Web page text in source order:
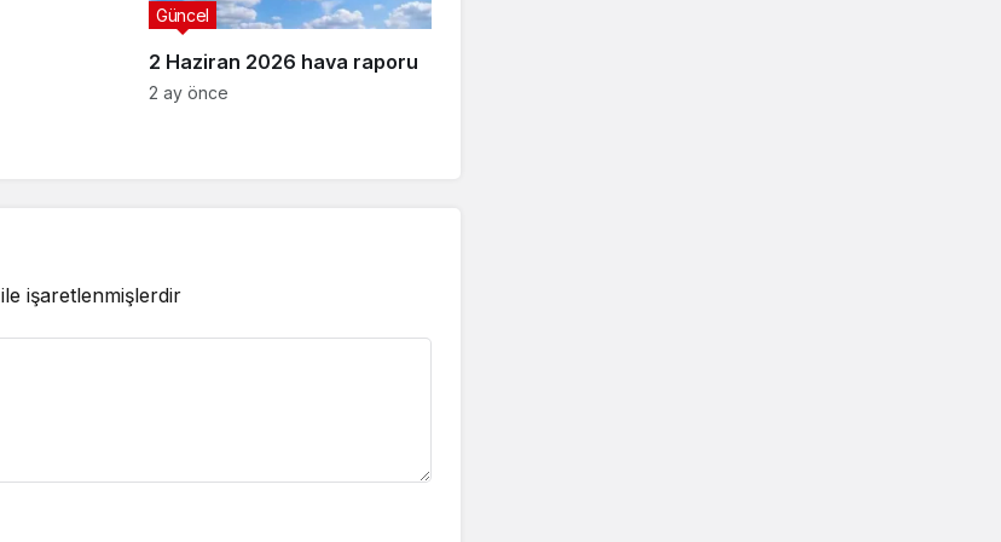
2 Haziran 2026 hava raporu
Güncel
2 ay önce
ile işaretlenmişlerdir